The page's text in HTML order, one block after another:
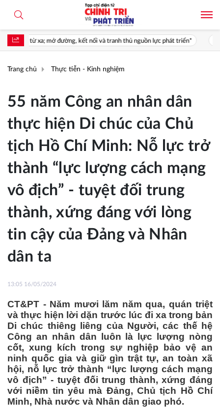
kết nối và tranh thủ nguồn lực phát triển* Giá trị của nghị quyết
Trang chủ Thực tiễn - Kinh nghiệm
55 năm Công an nhân dân
thực hiện Di chúc của Chủ
tịch Hồ Chí Minh: Nỗ lực trở
thành “lực lượng cách mạng
vô địch” - tuyệt đối trung
thành, xứng đáng với lòng
tin cậy của Đảng và Nhân
dân ta
13:05 16/05/2024
CT&PT - Năm mươi lăm năm qua, quán triệt
và thực hiện lời dặn trước lúc đi xa trong bản
Di chúc thiêng liêng của Người, các thế hệ
Công an nhân dân luôn là lực lượng nòng
cốt, xung kích trong sự nghiệp bảo vệ an
ninh quốc gia và giữ gìn trật tự, an toàn xã
hội, nỗ lực trở thành “lực lượng cách mạng
vô địch” - tuyệt đối trung thành, xứng đáng
với niềm tin yêu mà Đảng, Chủ tịch Hồ Chí
Minh, Nhà nước và Nhân dân giao phó.